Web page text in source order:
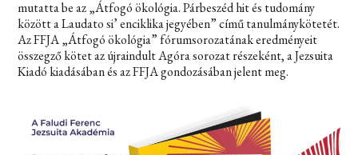
mutatta be az „Átfogó ökológia. Párbeszéd hit és tudomány
között a Laudato si’ enciklika jegyében” című tanulmánykötetét.
Az FFJA „Átfogó ökológia” fórumsorozatának eredményeit
összegző kötet az újraindult Agóra sorozat részeként, a Jezsuita
Kiadó kiadásában és az FFJA gondozásában jelent meg.